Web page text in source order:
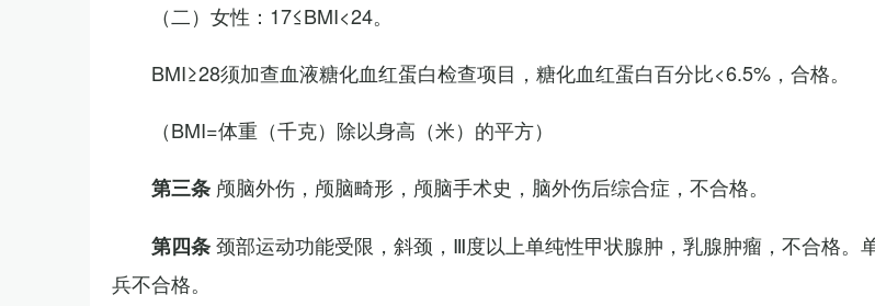
（二）女性：17≤BMI<24。
BMI≥28须加查血液糖化血红蛋白检查项目，糖化血红蛋白百分比<6.5%，合格。
（BMI=体重（千克）除以身高（米）的平方）
第三条 颅脑外伤，颅脑畸形，颅脑手术史，脑外伤后综合症，不合格。
第四条颈部运动功能受限，斜颈，Ⅲ度以上单纯性甲状腺肿，乳腺肿瘤，不合格。
兵不合格。